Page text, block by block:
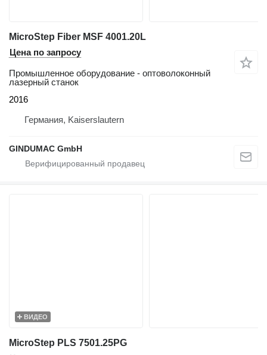
MicroStep Fiber MSF 4001.20L
Цена по запросу
Промышленное оборудование - оптоволоконный
лазерный станок
2016
Германия, Kaiserslautern
GINDUMAC GmbH
ВИДЕО
MicroStep PLS 7501.25PG